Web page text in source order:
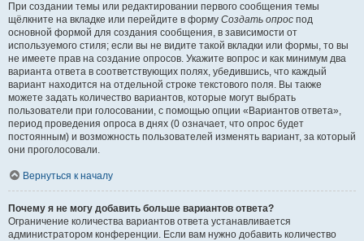
При создании темы или редактировании первого сообщения темы
щёлкните на вкладке или перейдите в форму Создать опрос под
основной формой для создания сообщения, в зависимости от
используемого стиля; если вы не видите такой вкладки или формы, то вы
не имеете прав на создание опросов. Укажите вопрос и как минимум два
варианта ответа в соответствующих полях, убедившись, что каждый
вариант находится на отдельной строке текстового поля. Вы также
можете задать количество вариантов, которые могут выбрать
пользователи при голосовании, с помощью опции «Вариантов ответа»,
период проведения опроса в днях (0 означает, что опрос будет
постоянным) и возможность пользователей изменять вариант, за который
они проголосовали.
Вернуться к началу
Почему я не могу добавить больше вариантов ответа?
Ограничение количества вариантов ответа устанавливается
администратором конференции. Если вам нужно добавить количество